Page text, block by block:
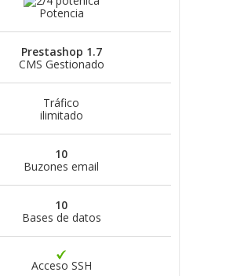
Potencia
Prestashop 1.7
CMS Gestionado
Tráfico
ilimitado
10
Buzones email
10
Bases de datos
Acceso SSH